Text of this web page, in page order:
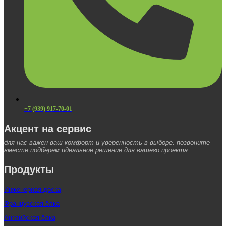
+7 (939) 917-70-01
Акцент на сервис
для нас важен ваш комфорт и уверенность в выборе. позвоните —
вместе подберем идеальное решение для вашего проекта.
Продукты
Инженерная доска
Французская ёлка
Английская ёлка